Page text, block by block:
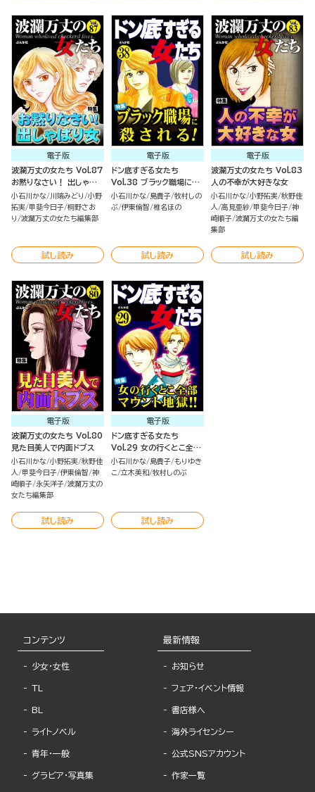
電子版
波瀾万丈の女たち Vol.87
お黙りなさい！ 出しゃばり
女
小石川かな 川端みどり
小野
拓実 甲斐今日子 桐野さお
り
波瀾万丈の女たち編集部
試し読み
電子版
ドン底すぎる女たち
Vol.38 ブラック職場に殺
される！
小石川かな 島貴子 牧村しの
ぶ 伊東倫智 椎名ほの
試し読み
電子版
波瀾万丈の女たち Vol.83
人の不幸が大好きな女
小石川かな 小野拓実 秋野佳
人 高見亜紗 甲斐今日子 神
崎順子 波瀾万丈の女たち編
集部
試し読み
電子版
波瀾万丈の女たち Vol.80
見た目美人で内面ドブス
小石川かな 小野拓実 秋野佳
人
甲斐今日子 伊東倫智 神
崎順子 永矢洋子 波瀾万丈の
女たち編集部
試し読み
電子版
ドン底すぎる女たち
Vol.29 女の行くとこ全部
マウント地獄!!
小石川かな 島貴子 もりゆき
こ 立木美和 牧村しのぶ
試し読み
コンテンツ
少女・女性
TL
BL
ライトノベル
青年・一般
グラビア・写真集
最新情報
お知らせ
フェア・イベント情報
書店様へ
海外ライセンシー
公式SNSアカウント
作家一覧